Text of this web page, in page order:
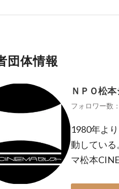
団体情報
ＮＰＯ松
フォロワー数
1980年よ
動している
マ松本